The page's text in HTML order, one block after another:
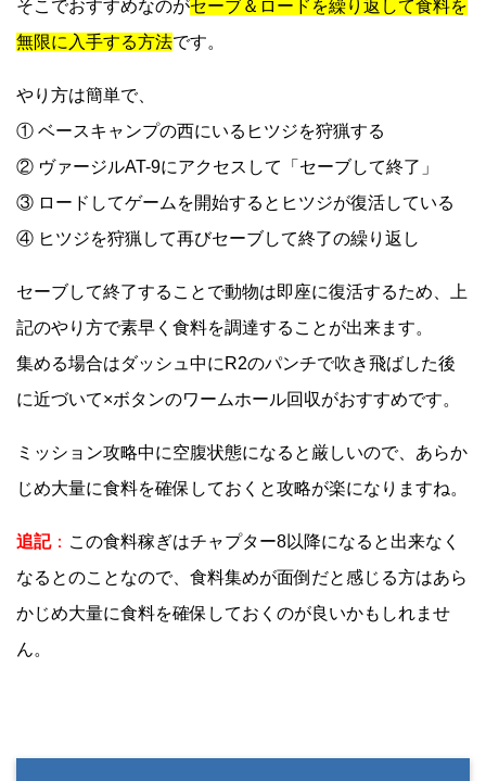
そこでおすすめなのがセーブ＆ロードを繰り返して食料を
無限に入手する方法です。
やり方は簡単で、
① ベースキャンプの西にいるヒツジを狩猟する
② ヴァージルAT-9にアクセスして「セーブして終了」
③ ロードしてゲームを開始するとヒツジが復活している
④ ヒツジを狩猟して再びセーブして終了の繰り返し
セーブして終了することで動物は即座に復活するため、上
記のやり方で素早く食料を調達することが出来ます。
集める場合はダッシュ中にR2のパンチで吹き飛ばした後
に近づいて×ボタンのワームホール回収がおすすめです。
ミッション攻略中に空腹状態になると厳しいので、あらか
じめ大量に食料を確保しておくと攻略が楽になりますね。
追記： この食料稼ぎはチャプター8以降になると出来なく
なるとのことなので、食料集めが面倒だと感じる方はあら
かじめ大量に食料を確保しておくのが良いかもしれませ
ん。